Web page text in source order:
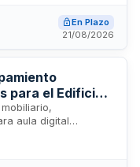
se ejecuta bajo
un máximo
En Plazo
21/08/2026
para el Edificio
aula digital
A Laracha. El
instalación de todos